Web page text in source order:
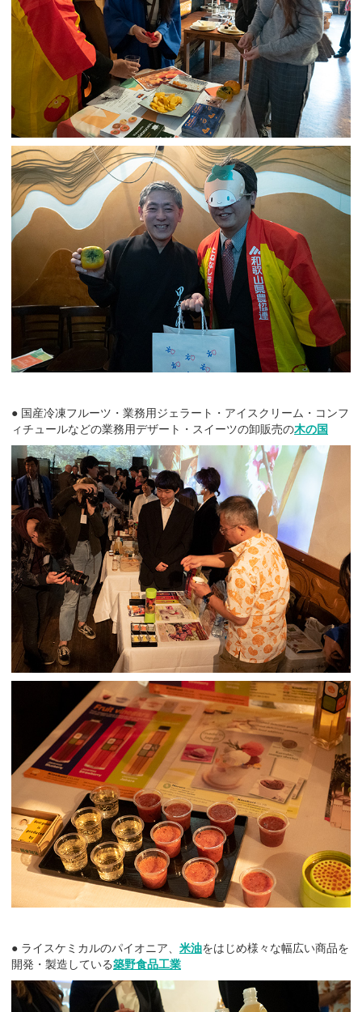
● 国産冷凍フルーツ・業務用ジェラート・アイスクリーム・コンフ
ィチュールなどの業務用デザート・スイーツの卸販売の木の国
● ライスケミカルのパイオニア、 米油をはじめ様々な幅広い商品を
開発・製造している築野食品工業